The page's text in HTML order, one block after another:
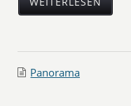
Panorama